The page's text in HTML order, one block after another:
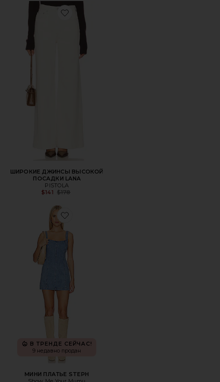
Favorite ШИРОКИЕ ДЖИНСЫ ВЫСОКОЙ ПОСАДКИ
ШИРОКИЕ ДЖИНСЫ ВЫСОКОЙ
ПОСАДКИ LANA
PISTOLA
$141 Previous price:
$178
Favorite МИНИ ПЛАТЬЕ STEPH
В ТРЕНДЕ СЕЙЧАС!
9 недавно продан
МИНИ ПЛАТЬЕ STEPH